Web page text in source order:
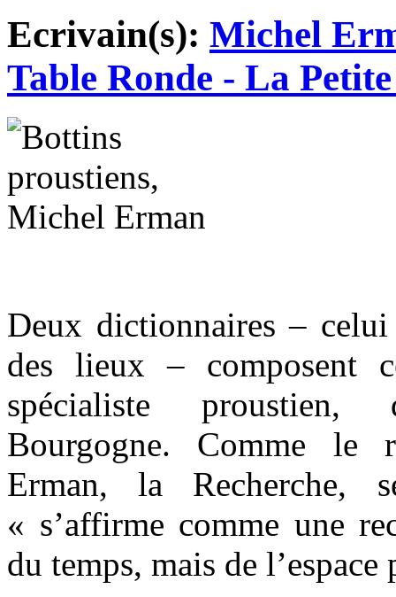
Ecrivain(s): Michel
Table Ronde - La
Deux dictionnaires – celui
des lieux – composent
spécialiste
Bourgogne. Comme le
Erman, la Recherche,
« s’affirme comme une
du temps, mais de